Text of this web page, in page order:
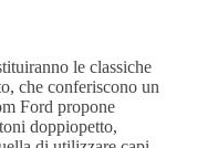
le classiche
che conferiscono un
Ford propone
doppiopetto,